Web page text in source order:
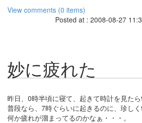
View comments (0 items)
Posted at : 2008-08-27
妙に疲れた
昨日、0時半頃に寝て、起きて時計を見たら
普段なら、7時ぐらいに起きるのに、珍しく
何か疲れが溜まってるのかなぁ・・・。